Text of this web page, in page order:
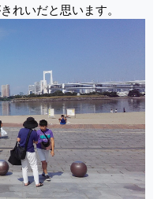
れいだと思います。